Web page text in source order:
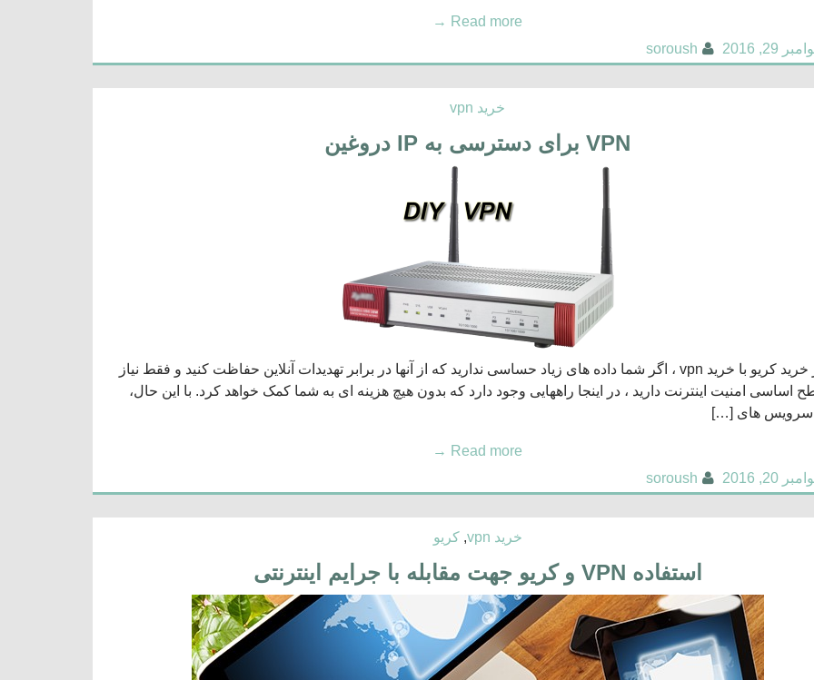
Read more
→
29, 2016
soroush
خرید vpn
VPN برای دسترسی به IP دروغین
قبل از خرید کریو با خرید vpn ، اگر شما داده های زیاد حساسی ندارید که از آنها در برابر تهدیدات آنلاین حفاظت کنید و فقط نیاز
اساسی امنیت اینترنت دارید ، در اینجا راههایی وجود دارد که بدون هیچ هزینه ای به شما کمک خواهد کرد. با این حال،
سرویس های […]
Read more
→
20, 2016
soroush
خرید vpn ,کریو
استفاده VPN و کریو جهت مقابله با جرایم اینترنتی